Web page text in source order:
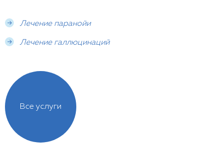
Лечение паранойи
Лечение галлюцинаций
Все услуги